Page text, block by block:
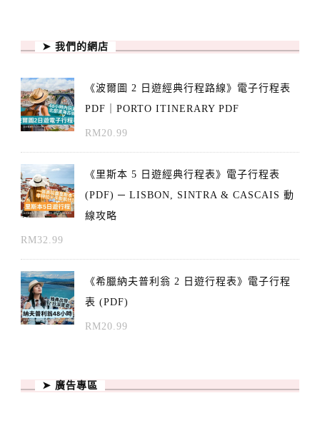
➤ 我們的網店
《波爾圖 2 日遊經典行程路線》電子行程表
PDF｜PORTO ITINERARY PDF
RM20.99
《里斯本 5 日遊經典行程表》電子行程表
(PDF) ─ LISBON, SINTRA & CASCAIS 動
線攻略
RM32.99
《希臘納夫普利翁 2 日遊行程表》電子行程
表 (PDF)
RM20.99
➤ 廣告專區